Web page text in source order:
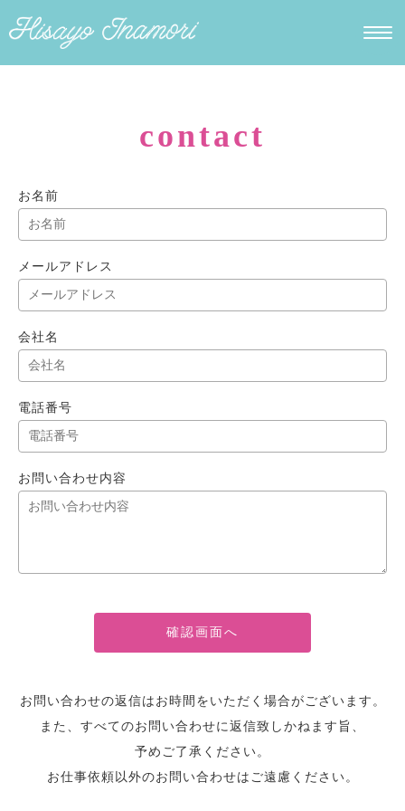
contact
お名前
メールアドレス
会社名
電話番号
お問い合わせ内容
お問い合わせの返信はお時間をいただく場合がございます。
また、すべてのお問い合わせに返信致しかねます旨、
予めご了承ください。
お仕事依頼以外のお問い合わせはご遠慮ください。